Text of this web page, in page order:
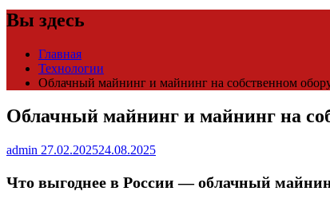
Вы здесь
Главная
Технологии
Облачный майнинг и майнинг на собственном
Облачный майнинг и майнинг на
admin 27.02.202524.08.2025
Что выгоднее в России — облачный